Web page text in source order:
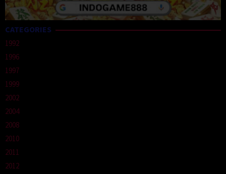
CATEGORIES
1992
1996
1997
1999
2002
2004
2008
2010
2011
2012